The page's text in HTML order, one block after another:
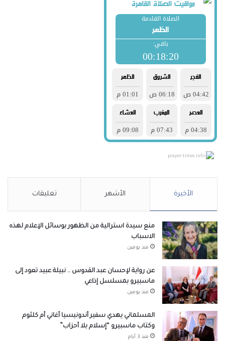
prayer-times.info
الأخيرة الأشهر تعليقات
منع سيدة استرالية من الظهور بوسائل الإعلام لهذه
الاسباب
منذ يومين
عن رواية لإحسان عبد القدوس .. نبيلة عبيد تعود إلى
ماسبيرو بمسلسل إذاعي
منذ يومين
المسلماني يهدي سفير أندونيسيا أغاني أم كلثوم
وكتاب ماسبيرو “إسلام بلا أحزاب”
منذ 3 أيام